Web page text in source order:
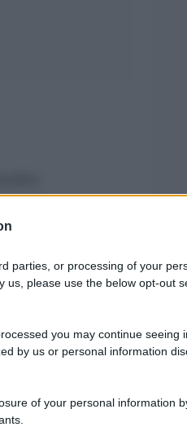
parties, or processing of your
us, please use the below opt-out
you may continue seeing
by us or personal information
of your personal information
review
in un panel
oggi. Ma, prima
di questo
dedicato
9/11, con